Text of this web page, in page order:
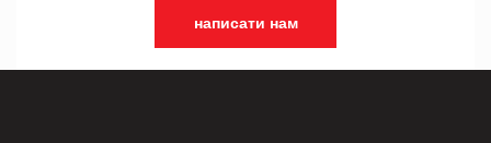
написати нам